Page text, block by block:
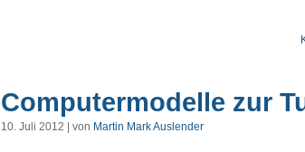
Computermodelle zur
10. Juli 2012 | von Martin Mark Auslender